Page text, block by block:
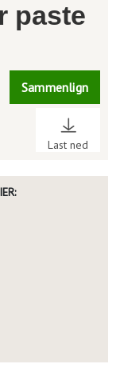
paste
Sammenlign
Last ned